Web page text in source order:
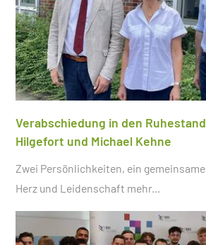
Verabschiedung in den
Hilgefort und Michael Kehne
Zwei Persönlichkeiten, ein
Herz und Leidenschaft mehr...